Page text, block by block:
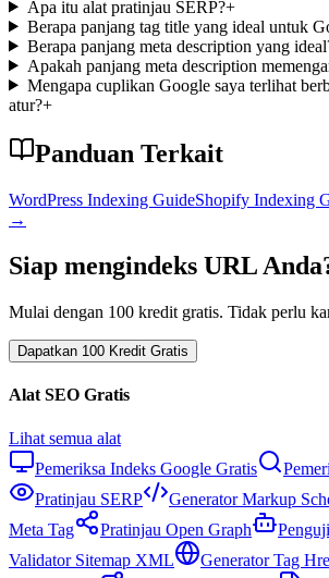
Apa itu alat pratinjau SERP?+
Berapa panjang tag title yang ideal untuk
Berapa panjang meta description yang
Apakah panjang meta description
Mengapa cuplikan Google saya terlihat
atur?+
Panduan Terkait
WordPress Indexing GuideShopify Indexing
→
Siap mengindeks URL
Mulai dengan 100 kredit gratis. Tidak perlu
Dapatkan 100 Kredit Gratis
Alat SEO Gratis
Lihat semua alat
Pemeriksa Indeks Google Gratis
Pratinjau SERP
Generator Markup
Meta Tag
Pratinjau Open Graph
Validator Sitemap XML
Generator Tag